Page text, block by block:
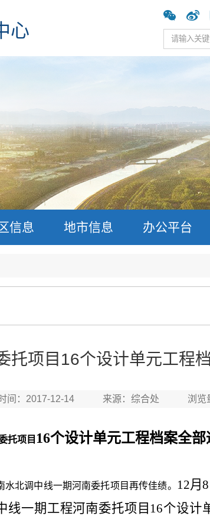
心
信息 地市信息 办公平台
托项目16个设计单元工程
间：2017-12-14 来源：综合处 浏览
托项目 16个设计单元工程档案全
北调中线一期河南委托项目再传佳绩。
12月
线一期工程河南委托项目16个设